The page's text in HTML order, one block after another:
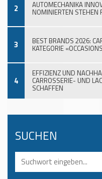
2 AUTOMECHANIKA
NOMINIERTEN STEHEN
3 BEST BRANDS 2026:
KATEGORIE
4
EFFIZIENZ UND
CARROSSERIE- UND
SCHAFFEN
SUCHEN